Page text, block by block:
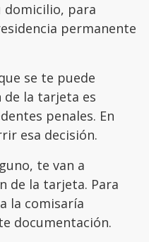
domicilio, para
permanente
se te puede
de la tarjeta es
penales. En
esa decisión.
te van a
de la tarjeta. Para
la comisaría
documentación.